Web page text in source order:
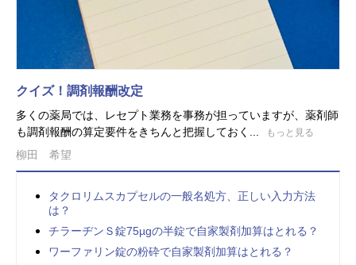
クイズ！調剤報酬改定
多くの薬局では、レセプト業務を事務が担っていますが、薬剤師
も調剤報酬の算定要件をきちんと把握しておく...
もっと見る
柳田 希望
タクロリムスカプセルの一般名処方、正しい入力方法
は？
チラーヂンＳ錠75µgの半錠で自家製剤加算はとれる？
ワーファリン錠の粉砕で自家製剤加算はとれる？